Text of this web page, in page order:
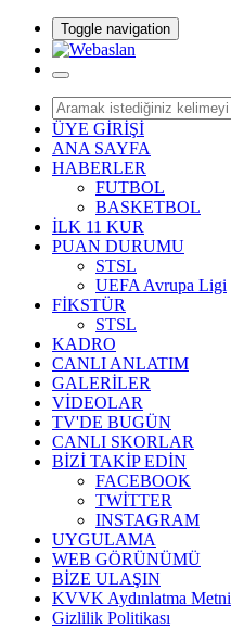
Toggle navigation
ÜYE GİRİŞİ
ANA SAYFA
HABERLER
FUTBOL
BASKETBOL
İLK 11 KUR
PUAN DURUMU
STSL
UEFA Avrupa Ligi
FİKSTÜR
STSL
KADRO
CANLI ANLATIM
GALERİLER
VİDEOLAR
TV'DE BUGÜN
CANLI SKORLAR
BİZİ TAKİP EDİN
FACEBOOK
TWİTTER
INSTAGRAM
UYGULAMA
WEB GÖRÜNÜMÜ
BİZE ULAŞIN
KVVK Aydınlatma Metni
Gizlilik Politikası